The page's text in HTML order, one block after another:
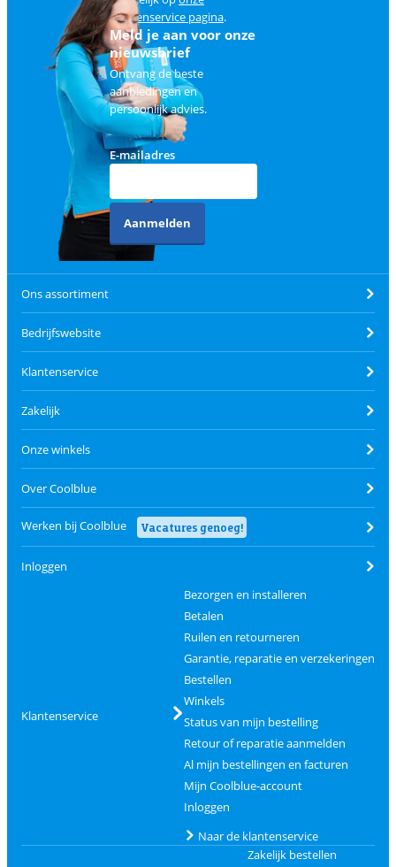
klantenservice pagina.
Meld je aan voor onze
nieuwsbrief
Ontvang de beste
aanbiedingen en
persoonlijk advies.
E-mailadres
Aanmelden
Ons assortiment
Bedrijfswebsite
Klantenservice
Zakelijk
Onze winkels
Over Coolblue
Werken bij Coolblue Vacatures genoeg!
Inloggen
Klantenservice
Bezorgen en installeren
Betalen
Ruilen en retourneren
Garantie, reparatie en verzekeringen
Bestellen
Winkels
Status van mijn bestelling
Retour of reparatie aanmelden
Al mijn bestellingen en facturen
Mijn Coolblue-account
Inloggen
Naar de klantenservice
Zakelijk bestellen